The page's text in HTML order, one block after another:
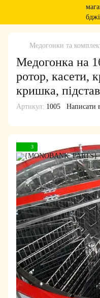
Медогонки та
Медогонка на
ротор, касети,
кришка,
Артикул: 1005 Написати
3